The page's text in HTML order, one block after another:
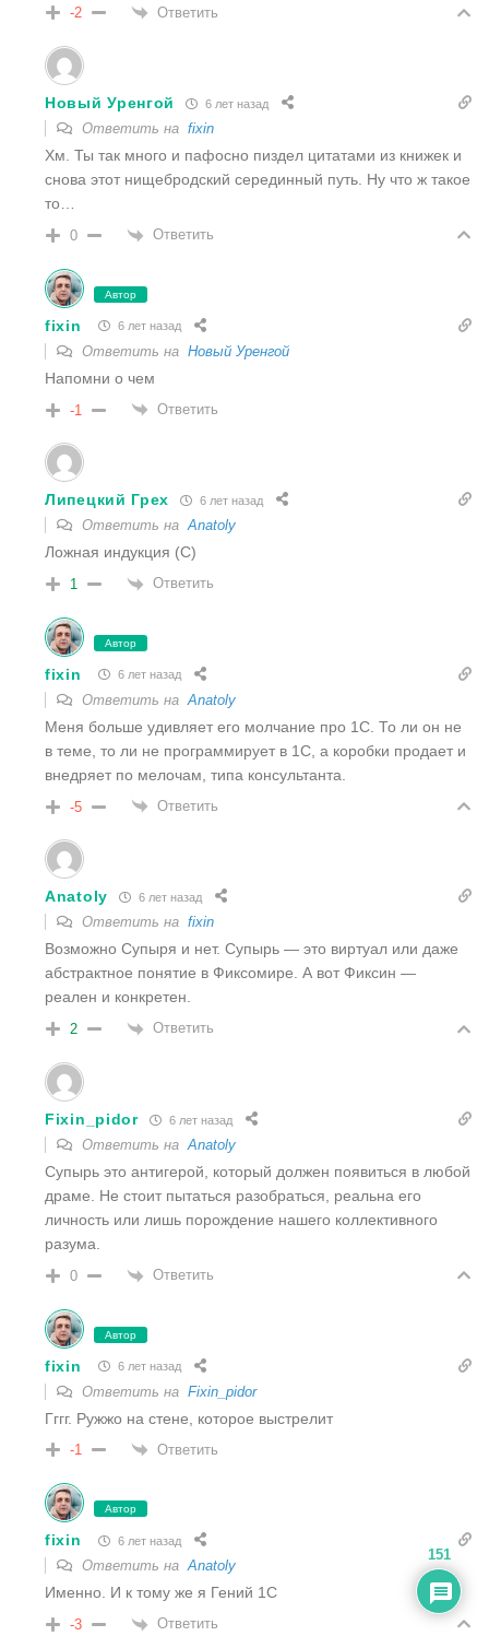
-2 Ответить
Новый Уренгой 6 лет назад
Ответить на fixin
Хм. Ты так много и пафосно пиздел цитатами из книжек и
снова этот нищебродский серединный путь. Ну что ж такое
то…
0 Ответить
Автор
fixin 6 лет назад
Ответить на Новый Уренгой
Напомни о чем
-1 Ответить
Липецкий Грех 6 лет назад
Ответить наAnatoly
Ложная индукция (С)
1 Ответить
Автор
fixin 6 лет назад
Ответить на Anatoly
Меня больше удивляет его молчание про 1С. То ли он не
в теме, то ли не программирует в 1С, а коробки продает и
внедряет по мелочам, типа консультанта.
-5 Ответить
Anatoly 6 лет назад
Ответить на fixin
Возможно Супыря и нет. Супырь — это виртуал или даже
абстрактное понятие в Фиксомире. А вот Фиксин —
реален и конкретен.
2 Ответить
Fixin_pidor 6 лет назад
Ответить наAnatoly
Супырь это антигерой, который должен появиться в любой
драме. Не стоит пытаться разобраться, реальна его
личность или лишь порождение нашего коллективного
разума.
0 Ответить
Автор
fixin 6 лет назад
Ответить на Fixin_pidor
Гггг. Ружжо на стене, которое выстрелит
-1 Ответить
Автор
fixin 6 лет назад
Ответить наAnatoly
Именно. И к тому же я Гений 1С
-3 Ответить
151